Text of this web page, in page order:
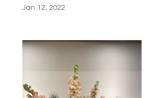
Jan 12, 2022